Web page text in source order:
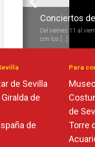
Conciertos
Del viernes 11 al
con los [...]
de Sevilla
de
de
Para
de
Torre